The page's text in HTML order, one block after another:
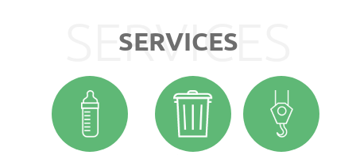
SERVICES